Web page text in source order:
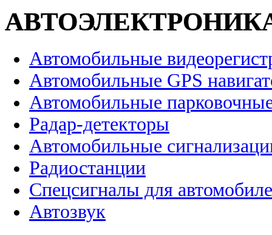
Автомобильные
Автомобильные GPS
Автомобильные
Радар-детекторы
Автомобильные
Радиостанции
Спецсигналы для
Автозвук